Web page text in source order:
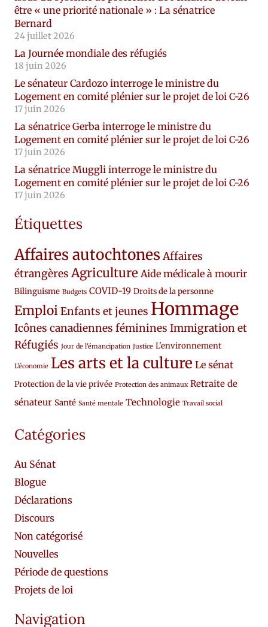
être « une priorité nationale » : La sénatrice
Bernard
24 juillet 2026
La Journée mondiale des réfugiés
18 juin 2026
Le sénateur Cardozo interroge le ministre du
Logement en comité plénier sur le projet de loi C-26
17 juin 2026
La sénatrice Gerba interroge le ministre du
Logement en comité plénier sur le projet de loi C-26
17 juin 2026
La sénatrice Muggli interroge le ministre du
Logement en comité plénier sur le projet de loi C-26
17 juin 2026
Étiquettes
Affaires autochtones Affaires
étrangères Agriculture Aide médicale à mourir
Bilinguisme Budgets COVID-19 Droits de la personne
EmploiEnfants et jeunes Hommage
Icônes canadiennes féminines Immigration et
Réfugiés Jour de l'émancipation Justice L'environnement
L'économie Les arts et la culture Le sénat
Protection de la vie privée Protection des animaux Retraite de
sénateur Santé Santé mentale Technologie Travail social
Catégories
Au Sénat
Blogue
Déclarations
Discours
Non catégorisé
Nouvelles
Période de questions
Projets de loi
Navigation